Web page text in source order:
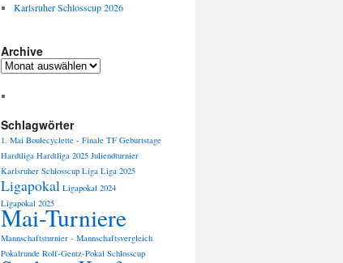
Karlsruher Schlosscup 2026
Archive
Archive
Schlagwörter
1. Mai Boulecyclette - Finale TF Geburtstage
Hardtliga Hardtliga 2025 Juliendturnier
Karlsruher Schlosscup Liga Liga 2025
Ligapokal Ligapokal 2024
Ligapokal 2025
Mai-Turniere
Mannschaftsturnier - Mannschaftsvergleich
Pokalrunde Rolf-Gentz-Pokal Schlosscup